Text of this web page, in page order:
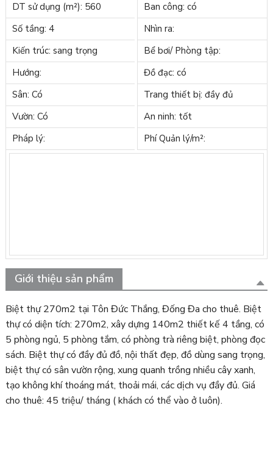
DT sử dụng (m²): 560
Ban công: có
Số tầng: 4
Nhìn ra:
Kiến trúc: sang trọng
Bể bơi/ Phòng tập:
Hướng:
Đồ đạc: có
Sân: Có
Trang thiết bị: đầy đủ
Vườn: Có
An ninh: tốt
Pháp lý:
Phí Quản lý/m²:
Giới thiệu sản phẩm
Biệt thự 270m2 tại Tôn Đức Thắng, Đống Đa cho thuê. Biệt
thự có diện tích: 270m2, xây dựng 140m2 thiết kế 4 tầng, có
5 phòng ngủ, 5 phòng tắm, có phòng trà riêng biệt, phòng đọc
sách. Biệt thự có đầy đủ đồ, nội thất đẹp, đồ dùng sang trọng,
biệt thự có sân vườn rộng, xung quanh trồng nhiều cây xanh,
tạo không khí thoáng mát, thoải mái, các dịch vụ đầy đủ. Giá
cho thuê: 45 triệu/ tháng ( khách có thể vào ở luôn).